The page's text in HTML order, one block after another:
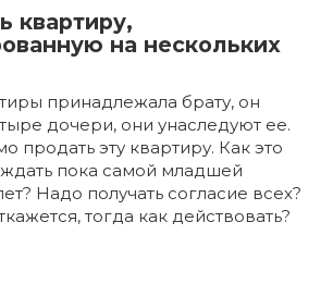
квартиру,
на нескольких
принадлежала брату, он
дочери, они унаследуют ее.
продать эту квартиру. Как это
пока самой младшей
Надо получать согласие всех?
тогда как действовать?